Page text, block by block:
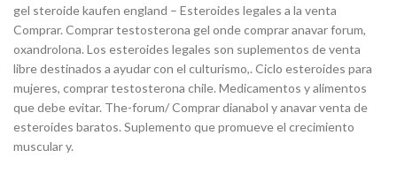
gel steroide kaufen england – Esteroides legales a la venta
Comprar. Comprar testosterona gel onde comprar anavar forum,
oxandrolona. Los esteroides legales son suplementos de venta
libre destinados a ayudar con el culturismo,. Ciclo esteroides para
mujeres, comprar testosterona chile. Medicamentos y alimentos
que debe evitar. The-forum/ Comprar dianabol y anavar venta de
esteroides baratos. Suplemento que promueve el crecimiento
muscular y.